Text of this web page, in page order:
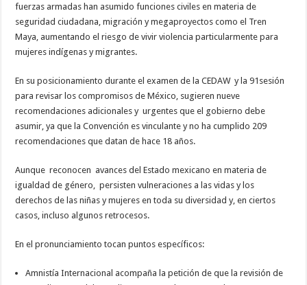
fuerzas armadas han asumido funciones civiles en materia de
seguridad ciudadana, migración y megaproyectos como el Tren
Maya, aumentando el riesgo de vivir violencia particularmente para
mujeres indígenas y migrantes.
En su posicionamiento durante el examen de la CEDAW y la 91sesión
para revisar los compromisos de México, sugieren nueve
recomendaciones adicionales y urgentes que el gobierno debe
asumir, ya que la Convención es vinculante y no ha cumplido 209
recomendaciones que datan de hace 18 años.
Aunque reconocen avances del Estado mexicano en materia de
igualdad de género, persisten vulneraciones a las vidas y los
derechos de las niñas y mujeres en toda su diversidad y, en ciertos
casos, incluso algunos retrocesos.
En el pronunciamiento tocan puntos específicos:
Amnistía Internacional acompaña la petición de que la revisión de